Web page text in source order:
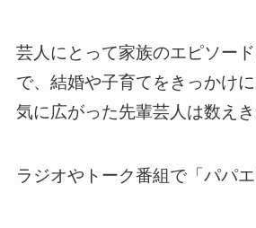
芸人にとって家族のエピソー
で、結婚や子育てをきっかけ
気に広がった先輩芸人は数えき
ラジオやトーク番組で「パパエ